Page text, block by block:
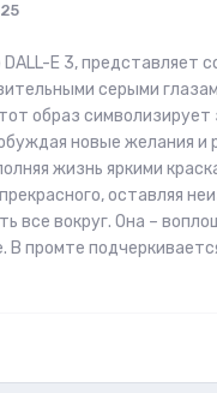
E 3,
серыми
образ
новые желания и
жизнь яркими
оставляя
все вокруг. Она –
В промте